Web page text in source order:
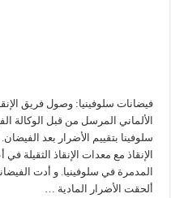
فيضانات سلوفينيا: وصول فريق
سلوفينا بتقييم الأضرار بعد
الإنقاذ مع معدات الإنقاذ الثقيلة
المدمرة في سلوفينيا. و أدت
ألحقت الأضرار المادية …